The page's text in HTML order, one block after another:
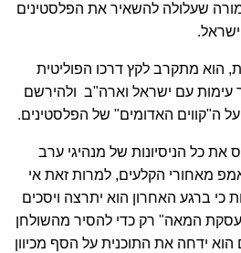
שעלולה להשאיר את הפלסטינים
הוא מתקרב לקץ דרכו הפוליטית
עימות עם ישראל וארה"ב ולהירשם
ה"קווים האדומים" של הפלסטינים.
כל הניסיונות של מנהיגי ערב
מאחורי הקלעים, למרות זאת אי
ברגע האחרון הוא יתרצה ויסכים
המאה" רק כדי להסיר מהשולחן
ידחה את התוכנית על הסף מכיוון